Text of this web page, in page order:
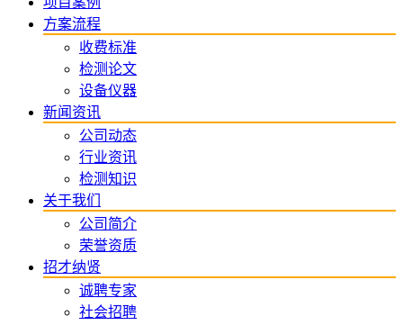
方案流程
收费标准
检测论文
设备仪器
新闻资讯
公司动态
行业资讯
检测知识
关于我们
公司简介
荣誉资质
招才纳贤
诚聘专家
社会招聘